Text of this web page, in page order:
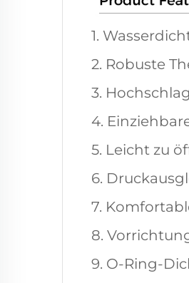
1.
2. Robuste
3.
4.
5. Leicht zu
6.
7.
8.
9. O-Ring-